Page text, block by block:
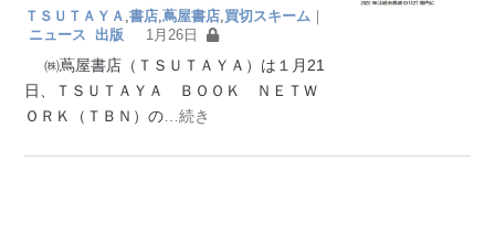
ＴＳＵＴＡＹＡ ,書店 ,蔦屋書店 買切スキーム ｜
ニュース
出版 1月26日
㈱蔦屋書店（ＴＳＵＴＡＹＡ）は１月21
日、ＴＳＵＴＡＹＡ ＢＯＯＫ ＮＥＴＷ
ＯＲＫ（ＴＢＮ）の …続き